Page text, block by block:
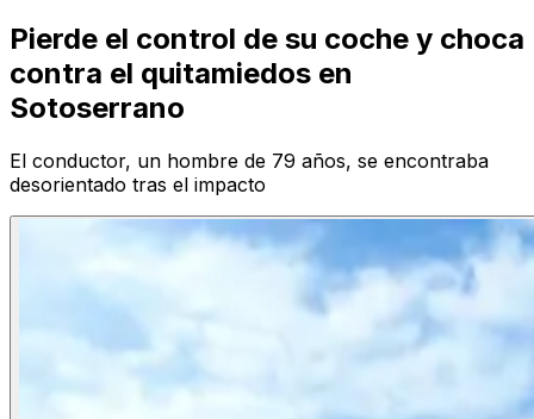
Pierde el control de su coche y choca
contra el quitamiedos en
Sotoserrano
El conductor, un hombre de 79 años, se encontraba
desorientado tras el impacto